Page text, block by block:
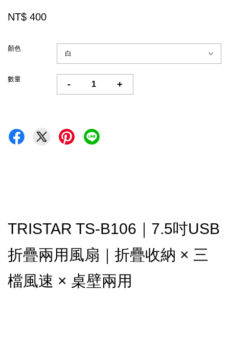
NT$ 400
顏色
數量
- +
TRISTAR TS-B106｜7.5吋USB
折疊兩用風扇｜折疊收納 × 三
檔風速 × 桌壁兩用